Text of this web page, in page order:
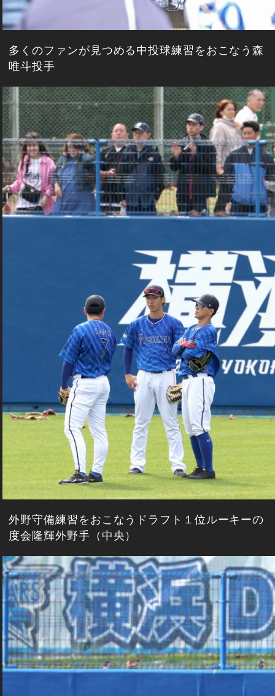
多くのファンが見つめる中投球練習をおこなう森
唯斗投手
外野守備練習をおこなうドラフト１位ルーキーの
度会隆輝外野手（中央）